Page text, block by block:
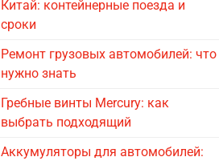
Китай: контейнерные поезда и
сроки
Ремонт грузовых автомобилей: что
нужно знать
Гребные винты Mercury: как
выбрать подходящий
Аккумуляторы для автомобилей: